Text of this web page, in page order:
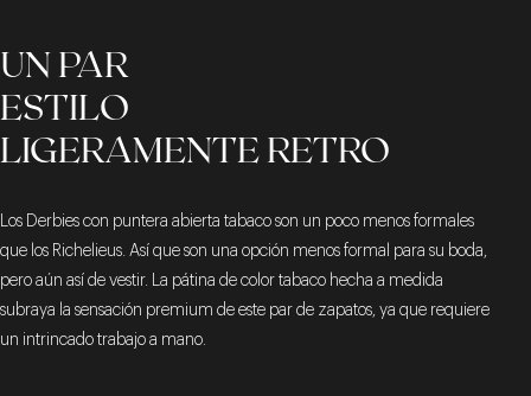
UN PAR
ESTILO
LIGERAMENTE RETRO
Los Derbies con puntera abierta tabaco son un poco menos formales
que los Richelieus. Así que son una opción menos formal para su boda,
pero aún así de vestir. La pátina de color tabaco hecha a medida
subraya la sensación premium de este par de zapatos, ya que requiere
un intrincado trabajo a mano.